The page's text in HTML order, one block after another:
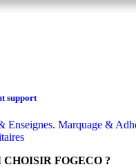
support
Enseignes. Marquage &
CHOISIR FOGECO ?